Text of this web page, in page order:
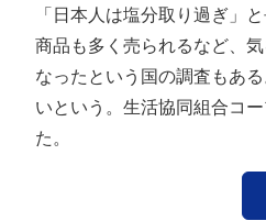
「日本人は塩分取り過ぎ」
商品も多く売られるなど、
なったという国の調査もあ
いという。生活協同組合コ
た。